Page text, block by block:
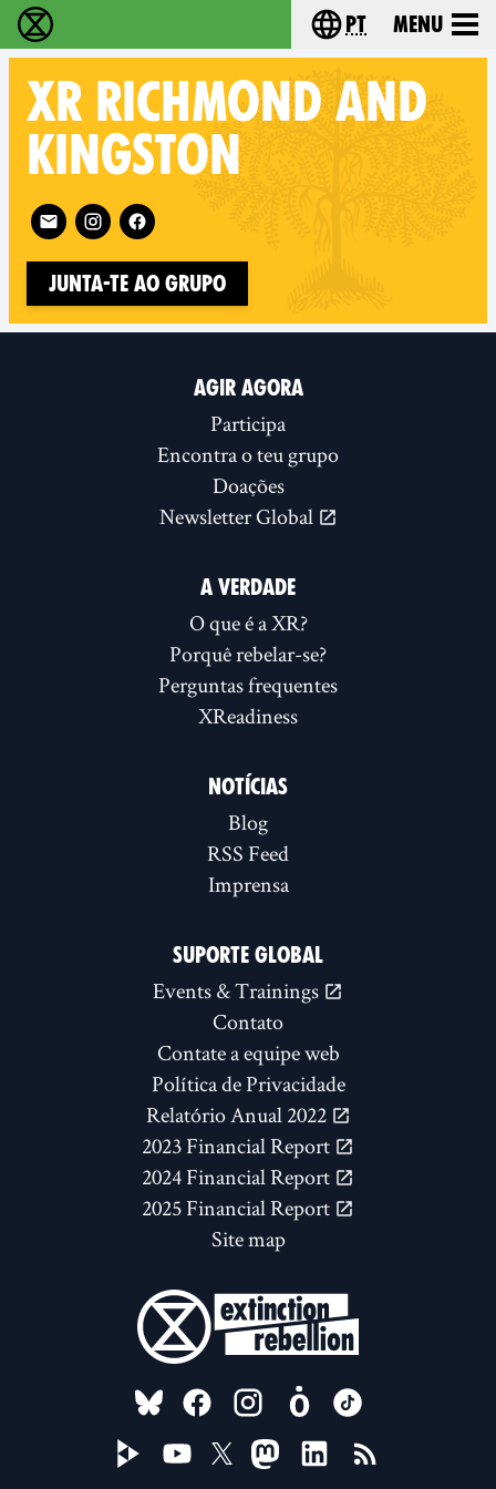
Extinction Rebellion - Home Choose your
pt Menu
XR RICHMOND AND
KINGSTON
Follow XR Richmond and Kingston on
Junta-te ao Grupo
AGIR AGORA
Participa
Encontra o teu grupo
Doações
Newsletter Global
A VERDADE
O que é a XR?
Porquê rebelar-se?
Perguntas frequentes
XReadiness
NOTÍCIAS
Blog
RSS Feed
Imprensa
SUPORTE GLOBAL
Events & Trainings
Contato
Contate a equipe web
Política de Privacidade
Relatório Anual 2022
2023 Financial Report
2024 Financial Report
2025 Financial Report
Site map
FOLLOW US ON